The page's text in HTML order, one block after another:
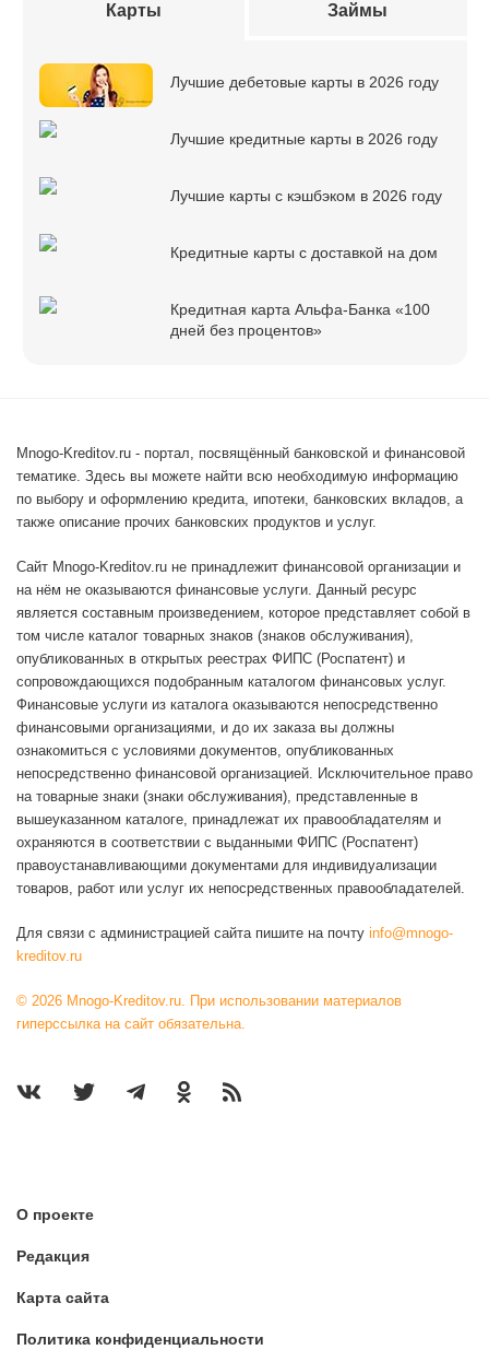
Карты Займы
Лучшие дебетовые карты в 2026 году
Лучшие кредитные карты в 2026 году
Лучшие карты с кэшбэком в 2026 году
Кредитные карты с доставкой на дом
Кредитная карта Альфа-Банка «100
дней без процентов»
Mnogo-Kreditov.ru - портал, посвящённый банковской и финансовой
тематике. Здесь вы можете найти всю необходимую информацию
по выбору и оформлению кредита, ипотеки, банковских вкладов, а
также описание прочих банковских продуктов и услуг.
Сайт Mnogo-Kreditov.ru не принадлежит финансовой организации и
на нём не оказываются финансовые услуги. Данный ресурс
является составным произведением, которое представляет собой в
том числе каталог товарных знаков (знаков обслуживания),
опубликованных в открытых реестрах ФИПС (Роспатент) и
сопровождающихся подобранным каталогом финансовых услуг.
Финансовые услуги из каталога оказываются непосредственно
финансовыми организациями, и до их заказа вы должны
ознакомиться с условиями документов, опубликованных
непосредственно финансовой организацией. Исключительное право
на товарные знаки (знаки обслуживания), представленные в
вышеуказанном каталоге, принадлежат их правообладателям и
охраняются в соответствии с выданными ФИПС (Роспатент)
правоустанавливающими документами для индивидуализации
товаров, работ или услуг их непосредственных правообладателей.
Для связи с администрацией сайта пишите на почту info@mnogo-
kreditov.ru
© 2026 Mnogo-Kreditov.ru. При использовании материалов
гиперссылка на сайт обязательна.
О проекте
Редакция
Карта сайта
Политика конфиденциальности